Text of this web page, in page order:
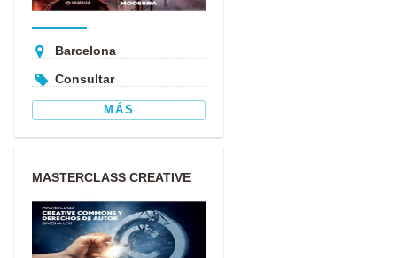
Barcelona
Consultar
MÁS
MASTERCLASS CREATIVE
COMMONS Y DERECHOS DE
AUTOR